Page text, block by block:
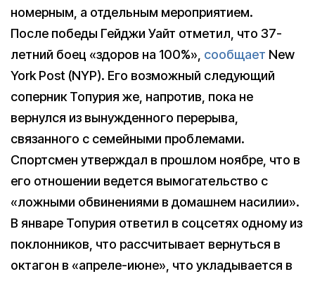
номерным, а отдельным мероприятием.
После победы Гейджи Уайт отметил, что 37-
летний боец «здоров на 100%», сообщает New
York Post (NYP). Его возможный следующий
соперник Топурия же, напротив, пока не
вернулся из вынужденного перерыва,
связанного с семейными проблемами.
Спортсмен утверждал в прошлом ноябре, что в
его отношении ведется вымогательство с
«ложными обвинениями в домашнем насилии».
В январе Топурия ответил в соцсетях одному из
поклонников, что рассчитывает вернуться в
октагон в «апреле-июне», что укладывается в